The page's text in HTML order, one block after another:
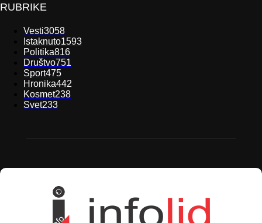
RUBRIKE
Vesti3058
Istaknuto1593
Politika816
Društvo751
Sport475
Hronika442
Kosmet238
Svet233